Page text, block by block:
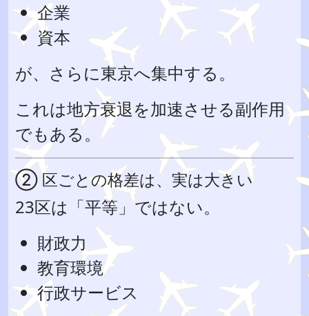
企業
資本
が、さらに東京へ集中する。
これは地方衰退を加速させる副作用
でもある。
② 区ごとの格差は、実は大きい
23区は「平等」ではない。
財政力
教育環境
行政サービス